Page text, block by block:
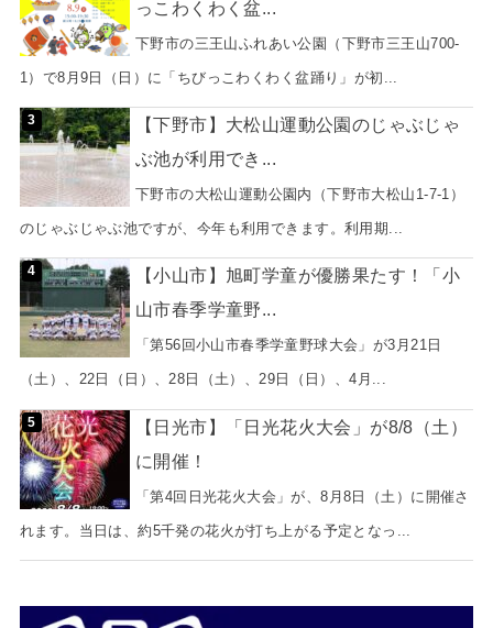
っこわくわく盆...
下野市の三王山ふれあい公園（下野市三王山700-
1）で8月9日（日）に「ちびっこわくわく盆踊り」が初...
【下野市】大松山運動公園のじゃぶじゃ
ぶ池が利用でき...
下野市の大松山運動公園内（下野市大松山1-7-1）
のじゃぶじゃぶ池ですが、今年も利用できます。利用期...
【小山市】旭町学童が優勝果たす！「小
山市春季学童野...
「第56回小山市春季学童野球大会」が3月21日
（土）、22日（日）、28日（土）、29日（日）、4月...
【日光市】「日光花火大会」が8/8（土）
に開催！
「第4回日光花火大会」が、8月8日（土）に開催さ
れます。当日は、約5千発の花火が打ち上がる予定となっ...